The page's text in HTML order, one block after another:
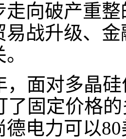
走向破产重
易战升级、
，面对多晶
了固定价格
德电力可以80